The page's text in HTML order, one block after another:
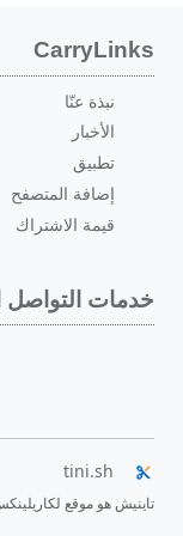
CarryLinks
نبذة عنّا
الأخبار
تطبيق
إضافة المتصفح
قيمة الاشتراك
خدمات التواصل
tini.sh
تاينيش هو موقع